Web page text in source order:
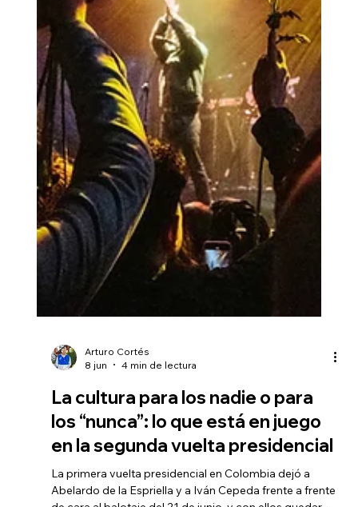
8 jun
4 min de lectura
La cultura para los nadie o para
los “nunca”: lo que está en juego
en la segunda vuelta presidencial
La primera vuelta presidencial en Colombia dejó a